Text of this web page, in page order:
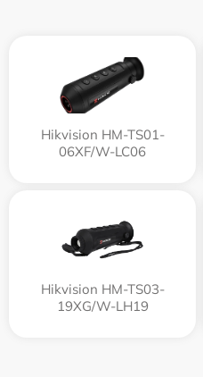
Hikvision HM-TS01-
06XF/W-LC06
Hikvision HM-TS03-
19XG/W-LH19